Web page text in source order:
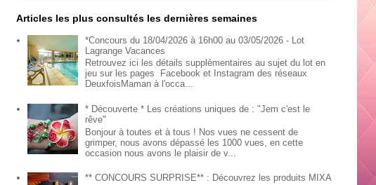
Articles les plus consultés les dernières semaines
*Concours du 18/04/2026 à 16h00 au 03/05/2026 - Lot
Lagrange Vacances
Retrouvez ici les détails supplémentaires au sujet du lot en
jeu sur les pages Facebook et Instagram des réseaux
DeuxfoisMaman à l'occa...
* Découverte * Les créations uniques de : "Jem c'est le
rêve"
Bonjour à toutes et à tous ! Nos vues ne cessent de
grimper, nous avons dépassé les 1000 vues, en cette
occasion nous avons le plaisir de v...
** CONCOURS SURPRISE** : Découvrez les produits MIXA